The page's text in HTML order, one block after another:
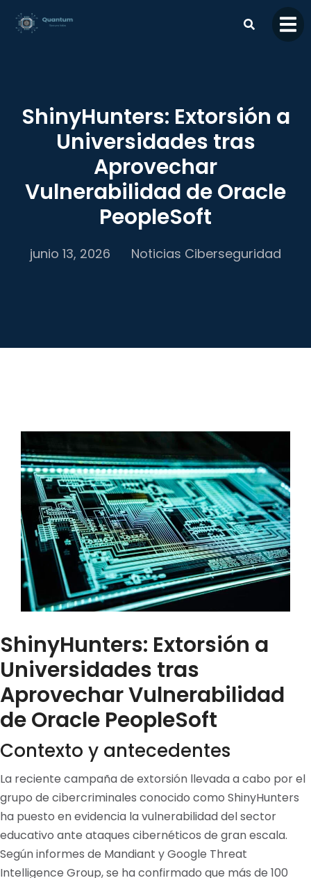
contenido
ShinyHunters: Extorsión a
Universidades tras
Aprovechar
Vulnerabilidad de Oracle
PeopleSoft
junio 13, 2026 Noticias Ciberseguridad
ShinyHunters: Extorsión a
Universidades tras
Aprovechar Vulnerabilidad
de Oracle PeopleSoft
Contexto y antecedentes
La reciente campaña de extorsión llevada a cabo por el
grupo de cibercriminales conocido como ShinyHunters
ha puesto en evidencia la vulnerabilidad del sector
educativo ante ataques cibernéticos de gran escala.
Según informes de Mandiant y Google Threat
Intelligence Group, se ha confirmado que más de 100